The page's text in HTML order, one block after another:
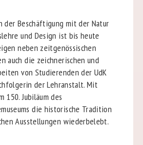
der Beschäftigung mit der Natur
und Design ist bis heute
neben zeitgenössischen
auch die zeichnerischen und
von Studierenden der UdK
der Lehranstalt. Mit
150. Jubiläum des
die historische Tradition
Ausstellungen wiederbelebt.